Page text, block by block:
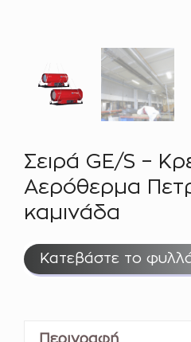
Σειρά GE/S –
Αερόθερμα
καμινάδα
Κατεβάστε το